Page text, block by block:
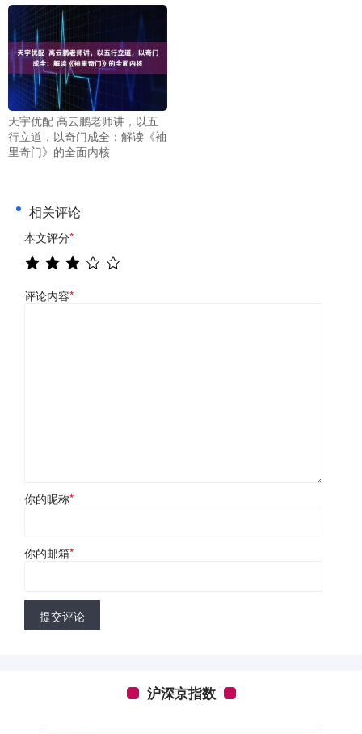
天宇优配 高云鹏老师讲，以五
行立道，以奇门成全：解读《袖
里奇门》的全面内核
相关评论
本文评分*
评论内容*
你的昵称*
你的邮箱*
提交评论
沪深京指数